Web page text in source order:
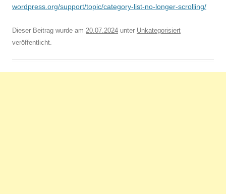
wordpress.org/support/topic/category-list-no-longer-scrolling/
Dieser Beitrag wurde am 20.07.2024 unter Unkategorisiert
veröffentlicht.